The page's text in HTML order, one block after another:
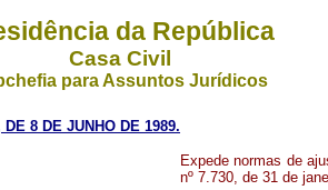
da República
Casa Civil
para Assuntos Jurídicos
DE 8 DE JUNHO DE 1989.
Expede normas de
nº 7.730, de 31 de